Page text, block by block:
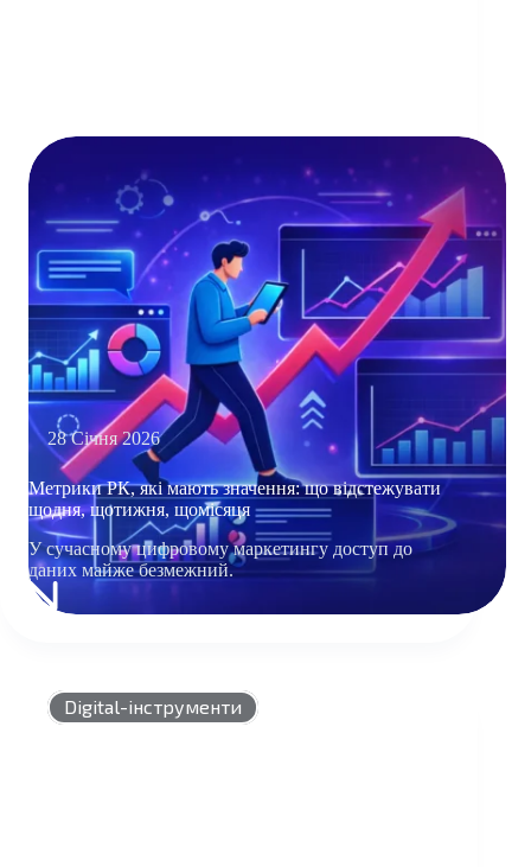
28 Січня 2026
Метрики РК, які мають значення: що відстежувати
щодня, щотижня, щомісяця
У сучасному цифровому маркетингу доступ до
даних майже безмежний.
МЕТРИКИ
ЗНАЧЕННЯ:
ЩО
Digital-інструменти